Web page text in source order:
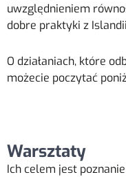
uwzględnieniem
dobre praktyki z
O działaniach, które
możecie poczytać
Warsztaty
Ich celem jest